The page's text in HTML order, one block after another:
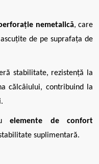
nemetalică, care
de pe suprafața de
stabilitate, rezistență la
călcâiului, contribuind la
elemente de confort
suplimentară.